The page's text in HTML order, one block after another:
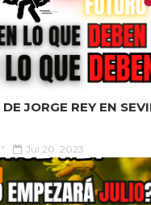
DE JORGE REY EN
Jul 20, 2023